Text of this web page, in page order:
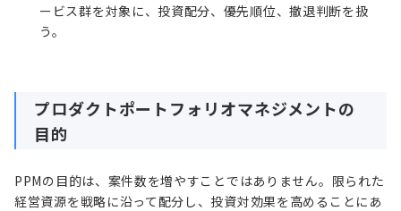
ービス群を対象に、投資配分、優先順位、撤退判断を扱
う。
プロダクトポートフォリオマネジメントの
目的
PPMの目的は、案件数を増やすことではありません。限られた
経営資源を戦略に沿って配分し、投資対効果を高めることにあ